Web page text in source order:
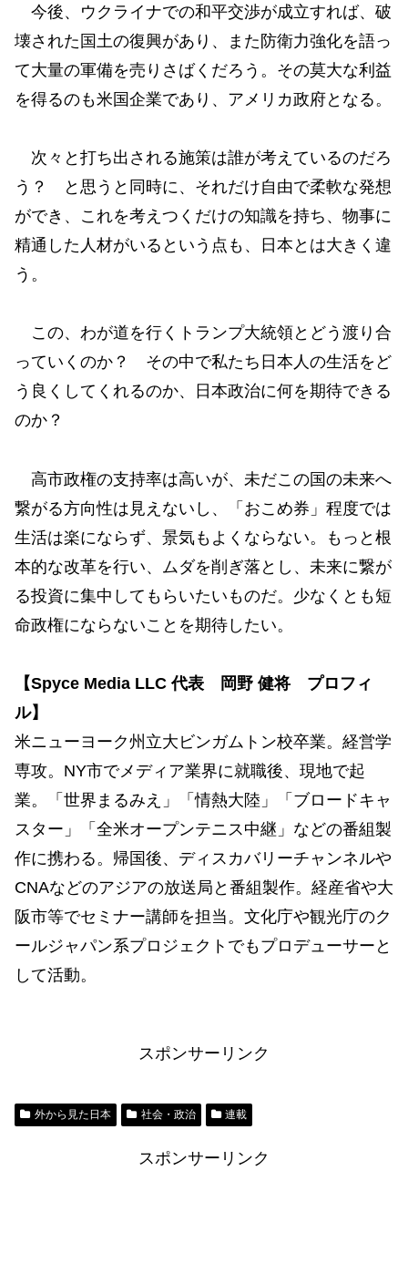
今後、ウクライナでの和平交渉が成立すれば、破
壊された国土の復興があり、また防衛力強化を語っ
て大量の軍備を売りさばくだろう。その莫大な利益
を得るのも米国企業であり、アメリカ政府となる。
次々と打ち出される施策は誰が考えているのだろ
う？ と思うと同時に、それだけ自由で柔軟な発想
ができ、これを考えつくだけの知識を持ち、物事に
精通した人材がいるという点も、日本とは大きく違
う。
この、わが道を行くトランプ大統領とどう渡り合
っていくのか？ その中で私たち日本人の生活をど
う良くしてくれるのか、日本政治に何を期待できる
のか？
高市政権の支持率は高いが、未だこの国の未来へ
繋がる方向性は見えないし、「おこめ券」程度では
生活は楽にならず、景気もよくならない。もっと根
本的な改革を行い、ムダを削ぎ落とし、未来に繋が
る投資に集中してもらいたいものだ。少なくとも短
命政権にならないことを期待したい。
【Spyce Media LLC 代表 岡野 健将 プロフィ
ル】
米ニューヨーク州立大ビンガムトン校卒業。経営学
専攻。NY市でメディア業界に就職後、現地で起
業。「世界まるみえ」「情熱大陸」「ブロードキャ
スター」「全米オープンテニス中継」などの番組製
作に携わる。帰国後、ディスカバリーチャンネルや
CNAなどのアジアの放送局と番組製作。経産省や大
阪市等でセミナー講師を担当。文化庁や観光庁のク
ールジャパン系プロジェクトでもプロデューサーと
して活動。
スポンサーリンク
外から見た日本 社会・政治 連載
スポンサーリンク